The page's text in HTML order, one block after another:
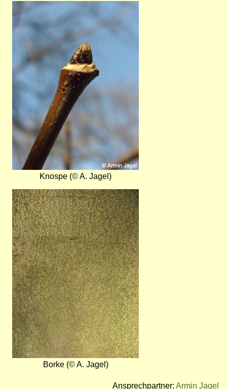
Bild
Knospe (© A. Jagel)
Bild
Borke (© A. Jagel)
Ansprechpartner: Armin Jagel